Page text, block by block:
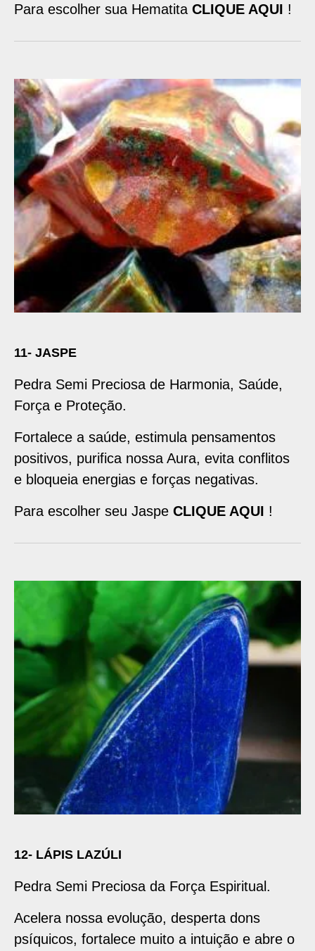
Para escolher sua Hematita CLIQUE AQUI !
11- JASPE
Pedra Semi Preciosa de Harmonia, Saúde,
Força e Proteção.
Fortalece a saúde, estimula pensamentos
positivos, purifica nossa Aura, evita conflitos
e bloqueia energias e forças negativas.
Para escolher seu Jaspe CLIQUE AQUI !
12- LÁPIS LAZÚLI
Pedra Semi Preciosa da Força Espiritual.
Acelera nossa evolução, desperta dons
psíquicos, fortalece muito a intuição e abre o